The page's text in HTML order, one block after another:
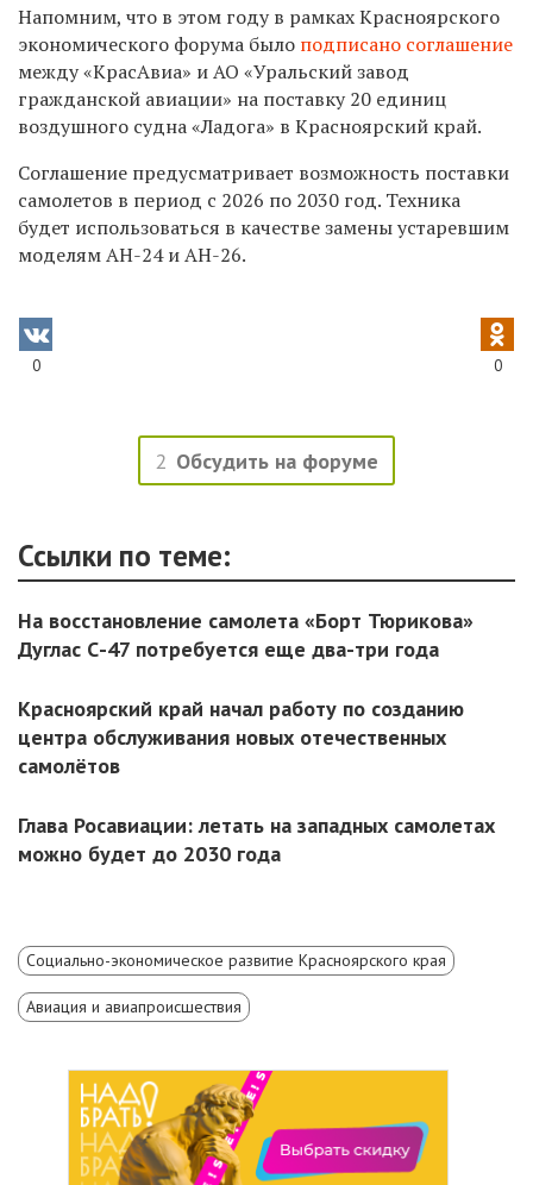
Напомним, что в этом году в рамках Красноярского
экономического форума было подписано соглашение
между «КрасАвиа» и АО «Уральский завод
гражданской авиации» на поставку 20 единиц
воздушного судна «Ладога» в Красноярский край.
Соглашение предусматривает возможность поставки
самолетов в период с 2026 по 2030 год. Техника
будет использоваться в качестве замены устаревшим
моделям АН-24 и АН-26.
0 0
2 Обсудить на форуме
Ссылки по теме:
На восстановление самолета «Борт Тюрикова»
Дуглас С-47 потребуется еще два-три года
Красноярский край начал работу по созданию
центра обслуживания новых отечественных
самолётов
Глава Росавиации: летать на западных самолетах
можно будет до 2030 года
Социально-экономическое развитие Красноярского края
Авиация и авиапроисшествия